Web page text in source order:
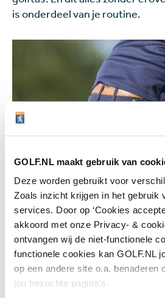
GOLF.NL maakt gebruik van
Deze worden gebruikt voor
Zoals inzicht krijgen in het gebruik
services. Door op ‘Cookies
akkoord met onze Privacy- &
ontvangen wij de niet-functionele
functionele cookies kan GOLF.NL
op een andere site o.a. benaderen
jou bezochte pagina’s.
is onderdeel van je routine.
Wat doet Tiger
Hoewel ieder z'n eigen
met een schuin oog kunnen